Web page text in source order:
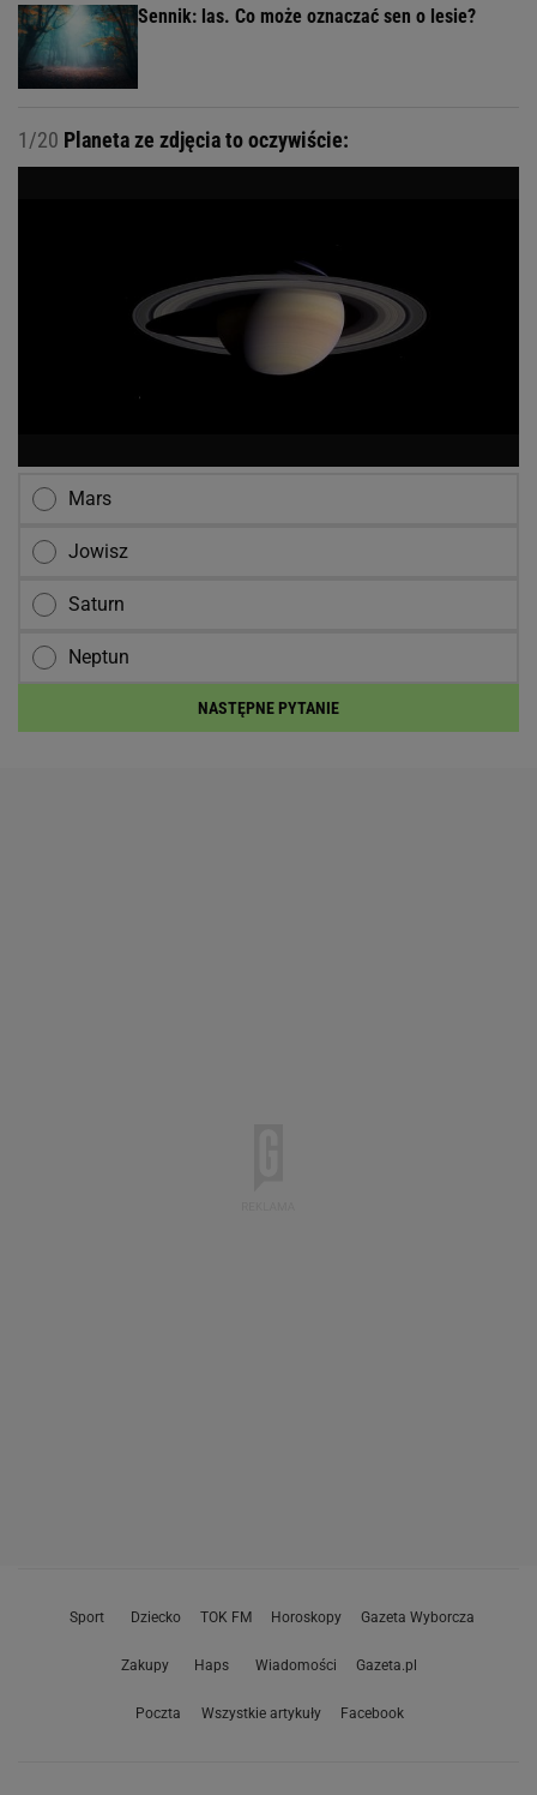
Sennik: las. Co może oznaczać sen o lesie?
1/20 Planeta ze zdjęcia to oczywiście:
Mars
Jowisz
Saturn
Neptun
NASTĘPNE PYTANIE
Sport Dziecko TOK FM Horoskopy Gazeta Wyborcza
Zakupy Haps Wiadomości Gazeta.pl
Poczta Wszystkie artykuły Facebook